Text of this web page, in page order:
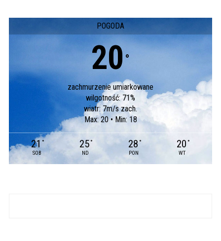
POGODA
20 °
zachmurzenie umiarkowane
wilgotność: 71%
wiatr: 7m/s zach.
Max: 20 • Min: 18
21 °
SOB
25 °
ND
28 °
PON
20 °
WT